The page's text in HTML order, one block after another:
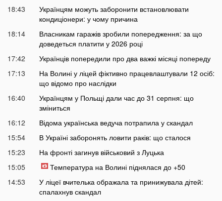
18:43
Українцям можуть заборонити встановлювати
кондиціонери: у чому причина
18:14
Власникам гаражів зробили попередження: за що
доведеться платити у 2026 році
17:42
Українців попередили про два важкі місяці попереду
17:13
На Волині у ліцей фіктивно працевлаштували 12 осіб:
що відомо про наслідки
16:40
Українцям у Польщі дали час до 31 серпня: що
зміниться
16:12
Відома українська ведуча потрапила у скандал
15:54
В Україні заборонять ловити раків: що сталося
15:23
На фронті загинув військовий з Луцька
15:05
Температура на Волині піднялася до +50
14:53
У ліцеї вчителька ображала та принижувала дітей:
спалахнув скандал